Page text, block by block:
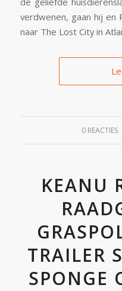
verdwenen, gaan hij en
naar The Lost City in
0 REACTIES
/
KEANU
TRAILER
SPONGE